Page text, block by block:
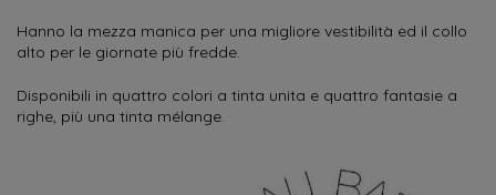
Hanno la mezza manica per una migliore vestibilità ed il collo
alto per le giornate più fredde.
Disponibili in quattro colori a tinta unita e quattro fantasie a
righe, più una tinta mélange.